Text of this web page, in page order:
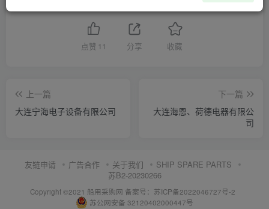
点赞 11 分享 收藏
上一篇
大连宁海电子设备有限公司
下一篇
大连海恩、荷德电器有限公
司
友链申请 广告合作 关于我们
SHIP SPARE PARTS
苏B2-20230266
Copyright ©2021 船用采购网 备案号：苏ICP备2022046727号-2
苏公网安备 32120402000447号